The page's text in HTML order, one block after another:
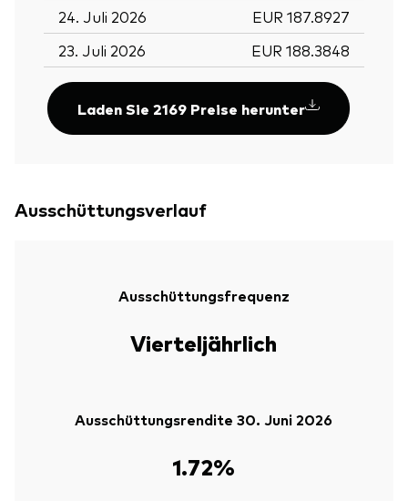
24. Juli 2026
EUR 187.8927
23. Juli 2026
EUR 188.3848
Laden Sie 2169 Preise herunter
Ausschüttungsverlauf
Ausschüttungsfrequenz
Vierteljährlich
Ausschüttungsrendite 30. Juni 2026
1.72%